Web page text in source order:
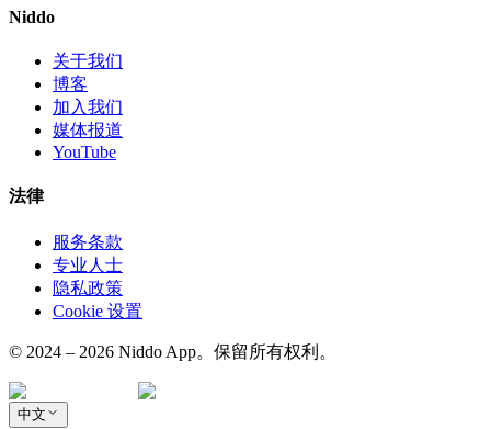
Niddo
关于我们
博客
加入我们
媒体报道
YouTube
法律
服务条款
专业人士
隐私政策
Cookie 设置
© 2024 – 2026 Niddo App。保留所有权利。
中文